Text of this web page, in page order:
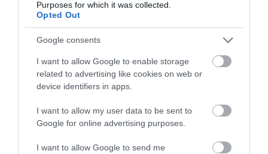
Purposes for which it was collected.
Opted Out
Google consents
I want to allow Google to enable storage
related to advertising like cookies on web or
device identifiers in apps.
I want to allow my user data to be sent to
Google for online advertising purposes.
I want to allow Google to send me
szakemberek ezért azt javasolják
kutyaviselkedése hirtelen vagy fokozatosan
megváltozik, érdemes állatorvoshoz fordulni.
Figyelmedbe ajánljuk!
A tudomány szerint ezért ásnak el